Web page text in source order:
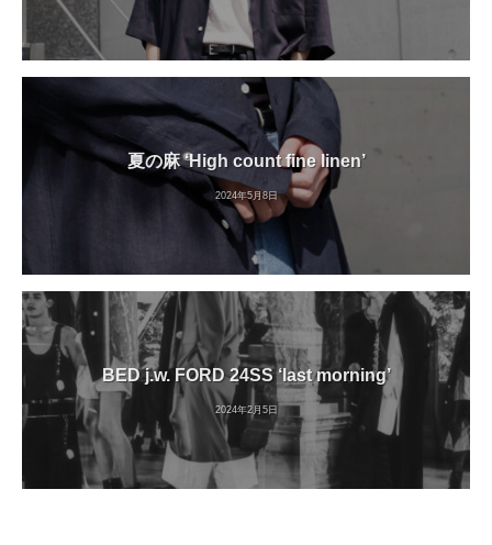
夏の麻 ‘High count fine linen’
2024年5月8日
BED j.w. FORD 24SS ‘last morning’
2024年2月5日